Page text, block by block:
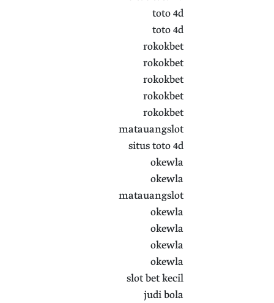
toto 4d
toto 4d
rokokbet
rokokbet
rokokbet
rokokbet
rokokbet
matauangslot
situs toto 4d
okewla
okewla
matauangslot
okewla
okewla
okewla
okewla
slot bet kecil
judi bola